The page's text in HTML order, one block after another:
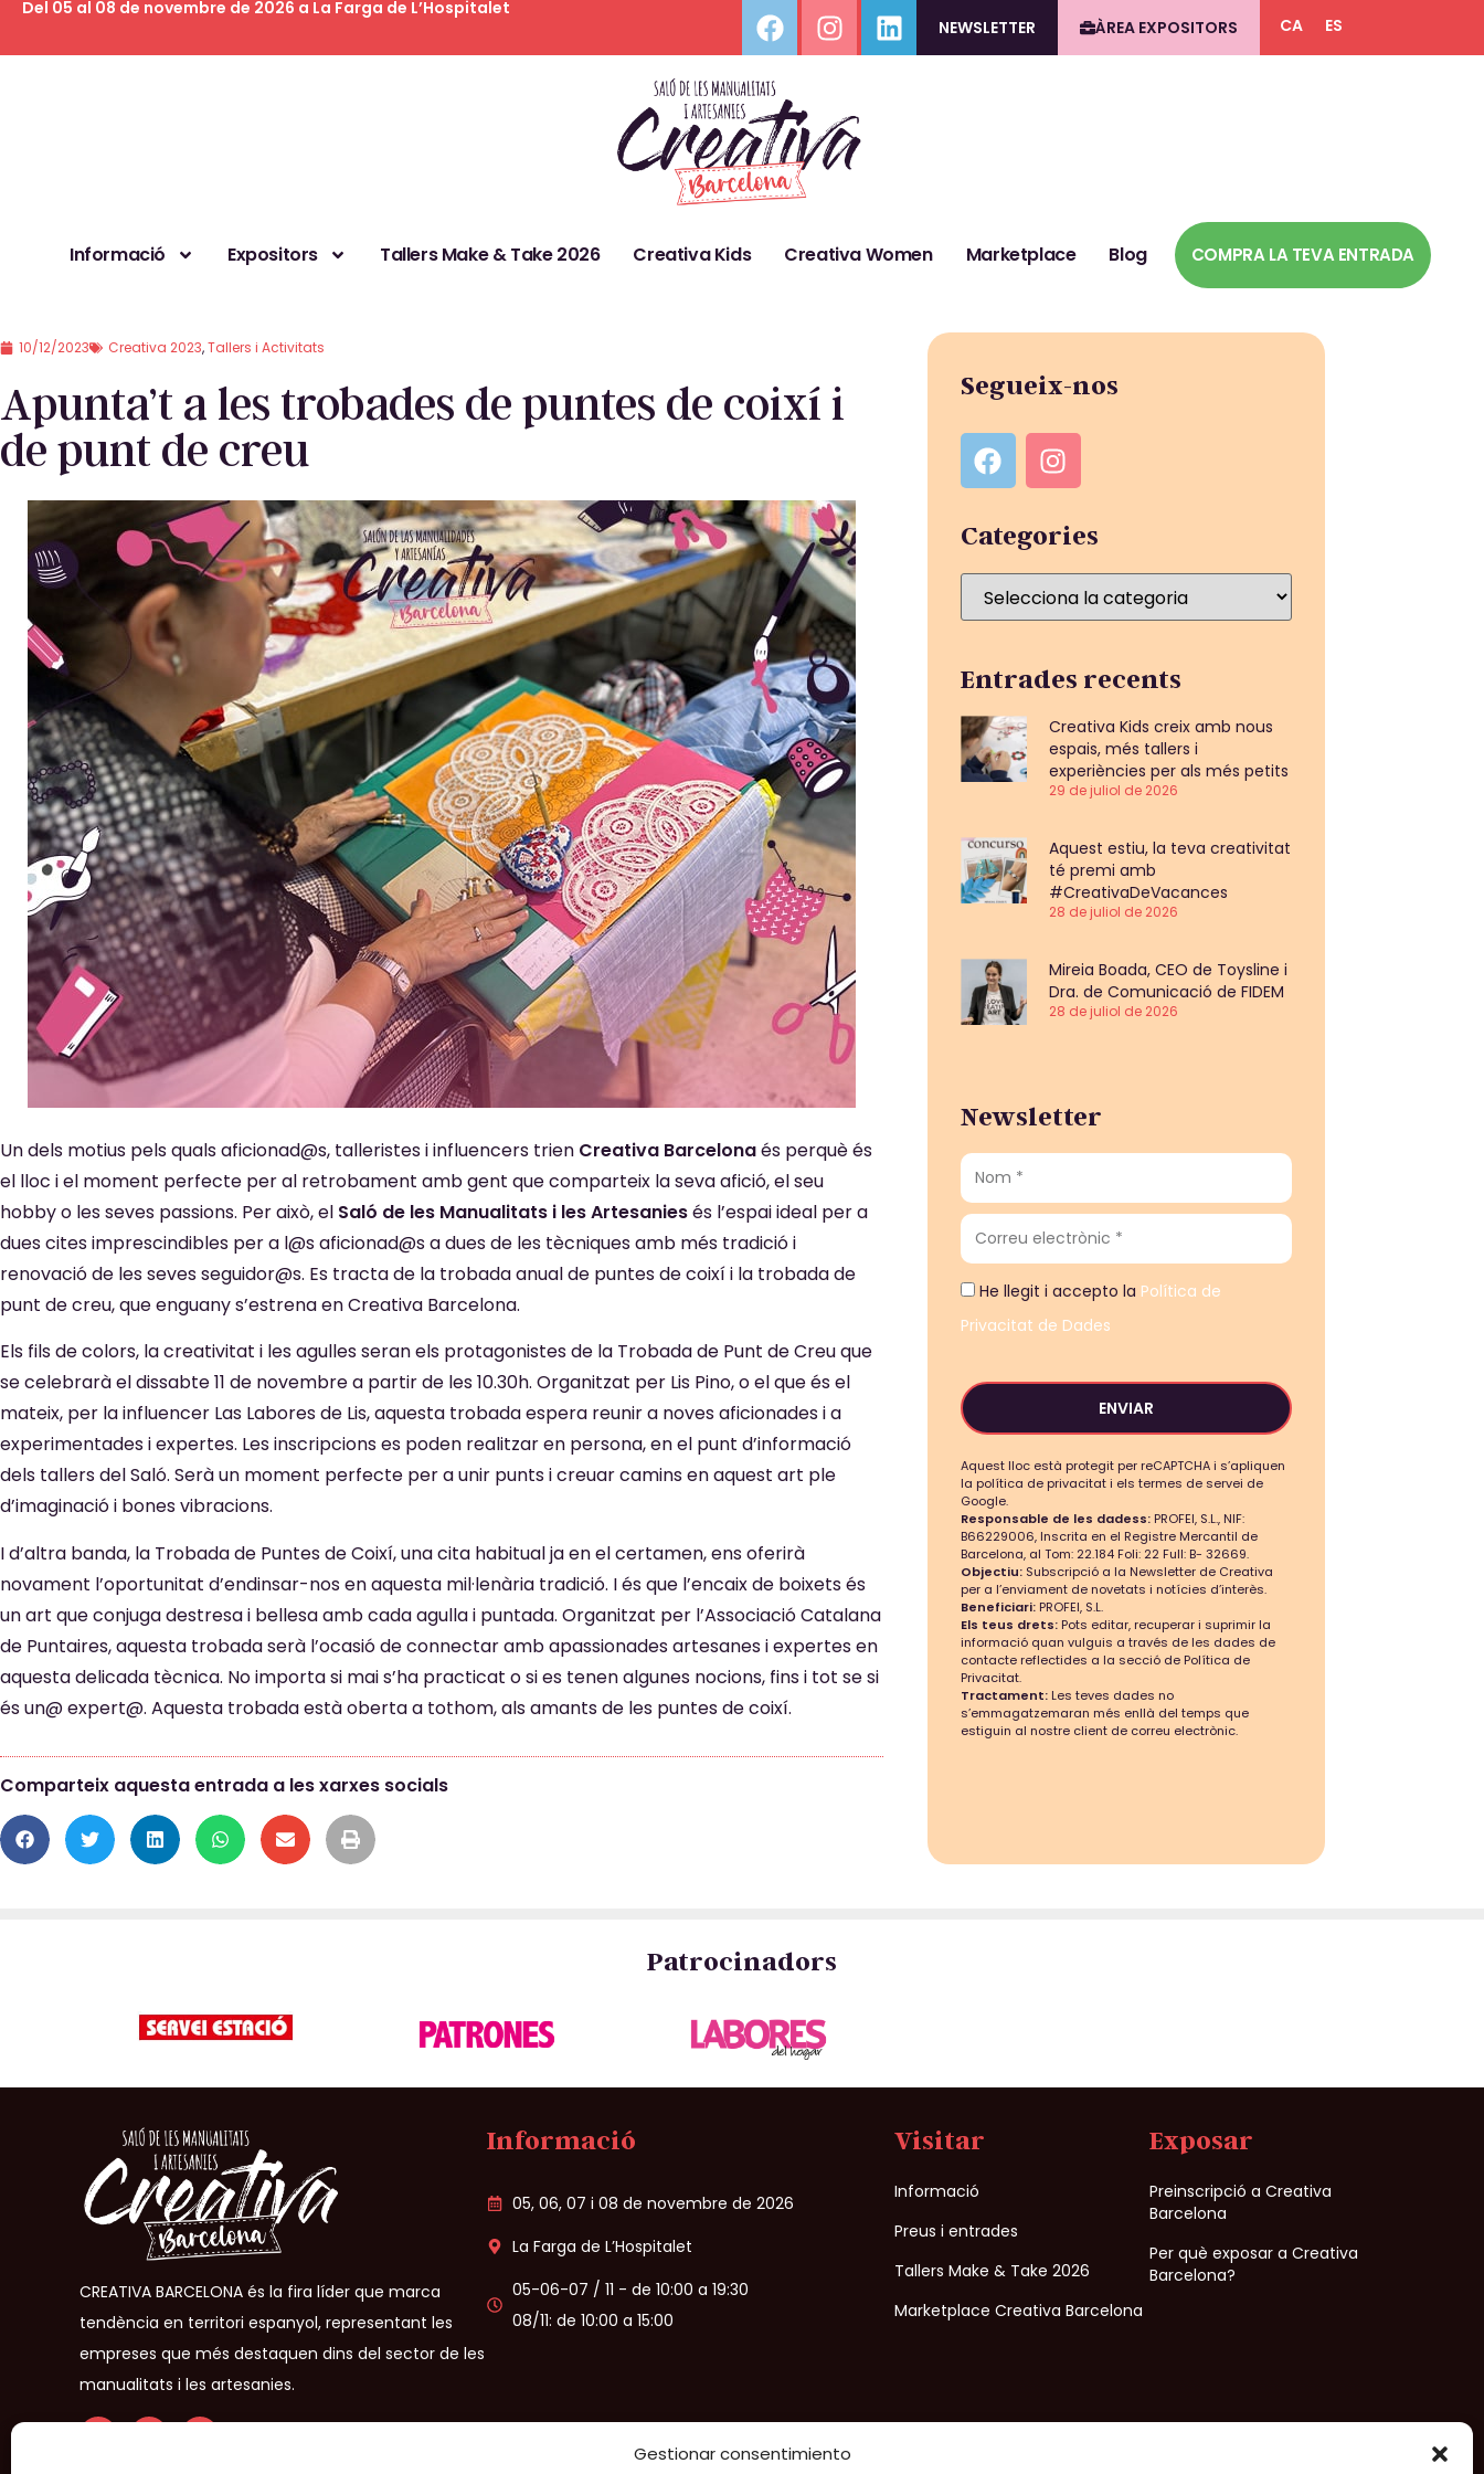
Gestionar consentimiento
Del 05 al 08 de novembre de 2026 a La Farga de L’Hospitalet
NEWSLETTER
ÀREA EXPOSITORS CA ES
Informació Expositors Tallers Make & Take 2026 Creativa Kids Creativa Women Marketplace Blog COMPRA LA TEVA ENTRADA
10/12/2023 Creativa 2023,Tallers i Activitats
Apunta’t a les trobades de puntes de coixí i
de punt de creu
Un dels motius pels quals aficionad@s, talleristes i influencers trien Creativa Barcelonaés perquè és
el lloc i el moment perfecte per al retrobament amb gent que comparteix la seva afició, el seu
hobby o les seves passions. Per això, el Saló de les Manualitats i les Artesaniesés l’espai ideal per a
dues cites imprescindibles per a l@s aficionad@s a dues de les tècniques amb més tradició i
renovació de les seves seguidor@s. Es tracta de la trobada anual de puntes de coixí i la trobada de
punt de creu, que enguany s’estrena en Creativa Barcelona.
Els fils de colors, la creativitat i les agulles seran els protagonistes de la Trobada de Punt de Creu que
se celebrarà el dissabte 11 de novembre a partir de les 10.30h. Organitzat per Lis Pino, o el que és el
mateix, per la influencer Las Labores de Lis, aquesta trobada espera reunir a noves aficionades i a
experimentades i expertes. Les inscripcions es poden realitzar en persona, en el punt d’informació
dels tallers del Saló. Serà un moment perfecte per a unir punts i creuar camins en aquest art ple
d’imaginació i bones vibracions.
I d’altra banda, la Trobada de Puntes de Coixí, una cita habitual ja en el certamen, ens oferirà
novament l’oportunitat d’endinsar-nos en aquesta mil·lenària tradició. I és que l’encaix de boixets és
un art que conjuga destresa i bellesa amb cada agulla i puntada. Organitzat per l’Associació Catalana
de Puntaires, aquesta trobada serà l’ocasió de connectar amb apassionades artesanes i expertes en
aquesta delicada tècnica. No importa si mai s’ha practicat o si es tenen algunes nocions, fins i tot se si
és un@ expert@. Aquesta trobada està oberta a tothom, als amants de les puntes de coixí.
Comparteix aquesta entrada a les xarxes socials
Segueix-nos
Categories
Entrades recents
Creativa Kids creix amb nous
espais, més tallers i
experiències per als més petits
29 de juliol de 2026
Aquest estiu, la teva creativitat
té premi amb
#CreativaDeVacances
28 de juliol de 2026
Mireia Boada, CEO de Toysline i
Dra. de Comunicació de FIDEM
28 de juliol de 2026
Newsletter
He llegit i accepto la Política de
Privacitat de Dades
ENVIAR
Aquest lloc està protegit per reCAPTCHA i s’apliquen
la política de privacitat i els termes de servei de
Google.
Responsable de les dadess:PROFEI, S.L., NIF:
B66229006, Inscrita en el Registre Mercantil de
Barcelona, al Tom: 22.184 Foli: 22 Full: B- 32669.
Objectiu:Subscripció a la Newsletter de Creativa
per a l’enviament de novetats i notícies d’interès.
Beneficiari:PROFEI, S.L.
Els teus drets:Pots editar, recuperar i suprimir la
informació quan vulguis a través de les dades de
contacte reflectides a la secció de Política de
Privacitat.
Tractament:Les teves dades no
s’emmagatzemaran més enllà del temps que
estiguin al nostre client de correu electrònic.
Patrocinadors
CREATIVA BARCELONA és la fira líder que marca
tendència en territori espanyol, representant les
empreses que més destaquen dins del sector de les
manualitats i les artesanies.
Informació
05, 06, 07 i 08 de novembre de 2026
La Farga de L’Hospitalet
05-06-07 / 11 - de 10:00 a 19:30
08/11: de 10:00 a 15:00
Visitar
Informació
Preus i entrades
Tallers Make & Take 2026
Marketplace Creativa Barcelona
Exposar
Preinscripció a Creativa
Barcelona
Per què exposar a Creativa
Barcelona?